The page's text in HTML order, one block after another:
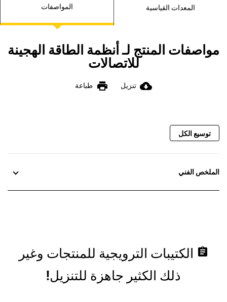
المواصفات المعدات القياسية
مواصفات المنتج لـ أنظمة الطاقة الهجينة
للاتصالات
cloud_download تنزيل print طباعة
توسيع الكل
الملخص الفني
assignment الكتيبات الترويجية للمنتجات وغير
ذلك الكثير جاهزة للتنزيل!